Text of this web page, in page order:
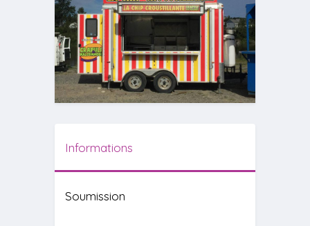
Informations
Soumission